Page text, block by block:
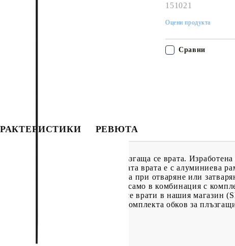
151021
Оцени продукта
Сравни
РЕВЮТА
в друго с тази плъзгаща се врата.
в помещението. Стъклената врата е с алуминиева
стопер за спиране на вратата при отваряне или
Вратата може да се монтира само в комбинация с
за обков за плъзгащи се врати в нашия магазин
ръководство за монтаж на комплекта обков за